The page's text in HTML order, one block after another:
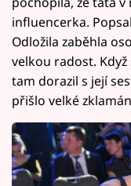
influencerka.
Odložila zaběhla
velkou radost.
tam dorazil s její
přišlo velké